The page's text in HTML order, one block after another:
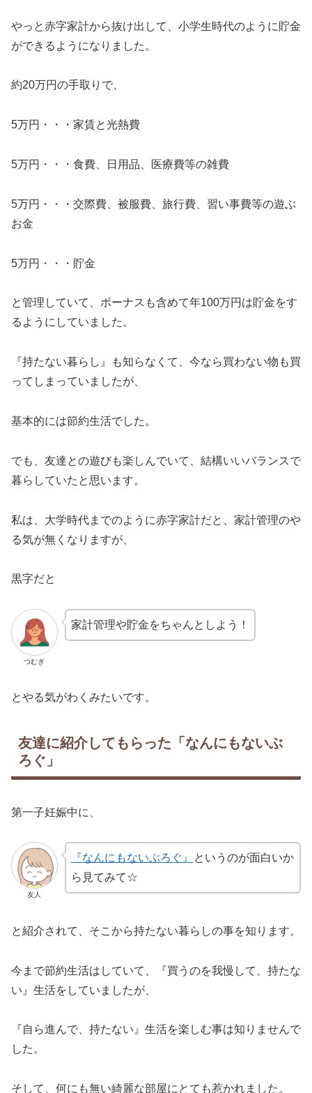
やっと赤字家計から抜け出して、小学生時代のように貯金
ができるようになりました。
約20万円の手取りで、
5万円・・・家賃と光熱費
5万円・・・食費、日用品、医療費等の雑費
5万円・・・交際費、被服費、旅行費、習い事費等の遊ぶ
お金
5万円・・・貯金
と管理していて、ボーナスも含めて年100万円は貯金をす
るようにしていました。
『持たない暮らし』も知らなくて、今なら買わない物も買
ってしまっていましたが、
基本的には節約生活でした。
でも、友達との遊びも楽しんでいて、結構いいバランスで
暮らしていたと思います。
私は、大学時代までのように赤字家計だと、家計管理のや
る気が無くなりますが、
黒字だと
つむぎ
家計管理や貯金をちゃんとしよう！
とやる気がわくみたいです。
友達に紹介してもらった「なんにもないぶ
ろぐ」
第一子妊娠中に、
友人
『なんにもないぶろぐ』
というのが面白いか
ら見てみて☆
と紹介されて、そこから持たない暮らしの事を知ります。
今まで節約生活はしていて、『買うのを我慢して、持たな
い』生活をしていましたが、
『自ら進んで、持たない』生活を楽しむ事は知りませんで
した。
そして、何にも無い綺麗な部屋にとても惹かれました。